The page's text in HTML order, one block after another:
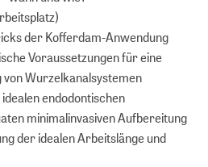
der Kofferdam-Anwendung
Voraussetzungen für eine
Wurzelkanalsystemen
endodontischen
minimalinvasiven Aufbereitung
der idealen Arbeitslänge und